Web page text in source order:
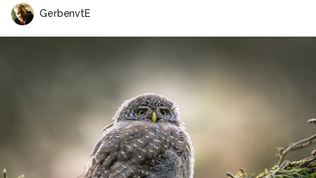
GerbenvtE